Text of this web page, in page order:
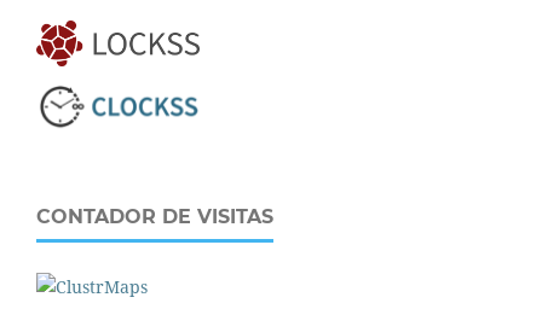
CONTADOR DE VISITAS